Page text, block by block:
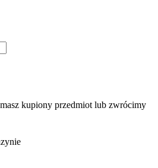
kupiony przedmiot lub zwrócimy